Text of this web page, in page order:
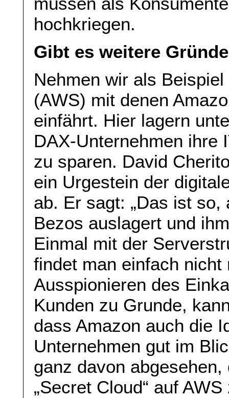
hochkriegen.
Gibt es weitere
Nehmen wir als
(AWS) mit denen
einfährt. Hier lagern
DAX-Unternehmen ihre
zu sparen. David
ein Urgestein der
ab. Er sagt: „Das ist
Bezos auslagert und
Einmal mit der
findet man einfach
Ausspionieren des
Kunden zu Grunde,
dass Amazon auch die
Unternehmen gut im
ganz davon
„Secret Cloud“ auf